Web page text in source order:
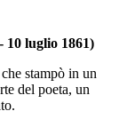
10 luglio 1861)
stampò in un
del poeta, un